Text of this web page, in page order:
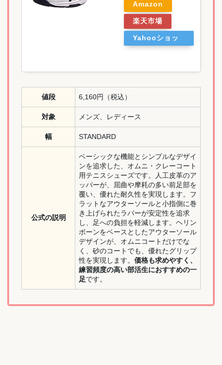
Amazon
楽天市場
Yahooショッ
値段 6,160円（税込）
対象 メンズ、レディース
幅 STANDARD
公式の説明
ベーシックな機能とシンプルなデザイ
ンを追求した、オムニ・クレーコート
用テニスシューズです。人工皮革のア
ッパーが、屈曲や摩耗の多い前足部を
覆い、優れた耐久性を実現します。フ
ラットなアウターソールと小指側に巻
き上げられたラバーが安定性を追求
し、足への負担を軽減します。ヘリン
ボーンをベースとしたアウターソール
デザインが、オムニコートだけでな
く、砂のコートでも、優れたグリップ
性を実現します。 価格も求めやすく、
練習頻度の高い部活生におすすめの一
足です。